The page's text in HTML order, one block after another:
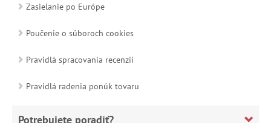
Zasielanie po Európe
Poučenie o súboroch cookies
Pravidlá spracovania recenzií
Pravidlá radenia ponúk tovaru
Potrebujete poradiť?